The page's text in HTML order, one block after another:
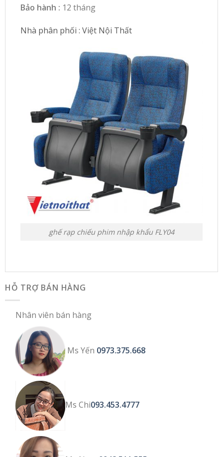
Bảo hành : 12 tháng
Nhà phân phối : Việt Nội Thất
ghế rạp chiếu phim nhập khẩu FLY04
HỖ TRỢ BÁN HÀNG
Nhân viên bán hàng
Ms Yến 0973.375.668
Ms Chi093.453.4777